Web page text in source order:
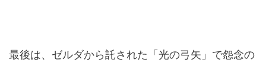
最後は、ゼルダから託された「光の弓矢」で怨念の